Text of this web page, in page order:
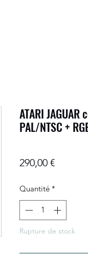
ATARI
PAL/NTSC +
290,00 €Prix
Quantité *
Rupture de stock